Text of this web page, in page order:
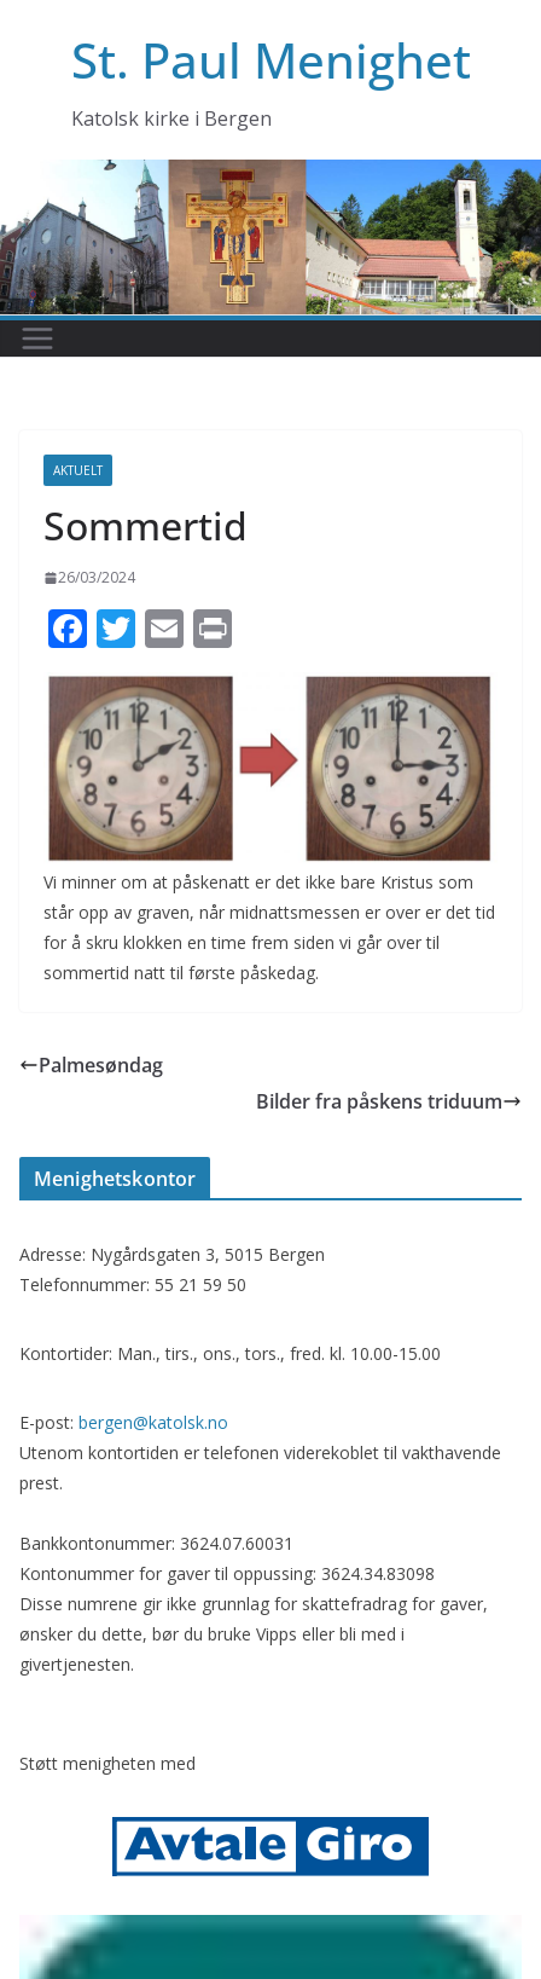
St. Paul Menighet
Katolsk kirke i Bergen
AKTUELT
Sommertid
26/03/2024
F
ac
e
b
o
o
k
T
w
itt
er
E
m
ai
l
in
Vi minner om at påskenatt er det ikke bare Kristus som
står opp av graven, når midnattsmessen er over er det tid
for å skru klokken en time frem siden vi går over til
sommertid natt til første påskedag.
Palmesøndag
Bilder fra påskens triduum
Menighetskontor
Adresse: Nygårdsgaten 3, 5015 Bergen
Telefonnummer: 55 21 59 50
Kontortider: Man., tirs., ons., tors., fred. kl. 10.00-15.00
E-post: bergen@katolsk.no
Utenom kontortiden er telefonen viderekoblet til vakthavende
prest.
Bankkontonummer: 3624.07.60031
Kontonummer for gaver til oppussing: 3624.34.83098
Disse numrene gir ikke grunnlag for skattefradrag for gaver,
ønsker du dette, bør du bruke Vipps eller bli med i
givertjenesten.
Støtt menigheten med